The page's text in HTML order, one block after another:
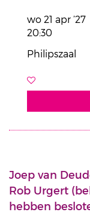
wo 21 apr ’27
20:30
Philipszaal
Joep van
Rob Urgert
hebben